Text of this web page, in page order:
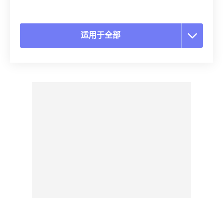
适用于全部